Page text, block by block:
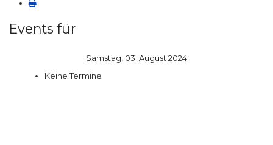
Events für
Samstag, 03. August 2024
Keine Termine